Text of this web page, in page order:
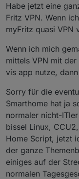
Habe jetzt eine
Fritz VPN. Wenn
myFritz quasi VPN
Wenn ich mich
mittels VPN mit
vis app nutze,
Sorry für die
Smarthome hat ja
normaler nicht-
bissel Linux,
Home Script, jetzt
der ganze
einiges auf der
normalen